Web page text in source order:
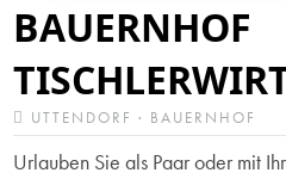
BAUERNHOF
UTTENDORF · BAUERNHOF
Urlauben Sie als Paar oder mit